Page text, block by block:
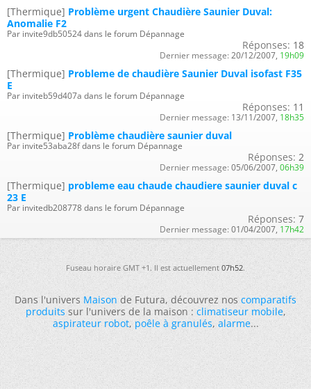
[Thermique] Problème urgent Chaudière Saunier Duval:
Anomalie F2
Par invite9db50524 dans le forum Dépannage
Réponses: 18
Dernier message: 20/12/2007, 19h09
[Thermique] Probleme de chaudière Saunier Duval isofast F35
E
Par inviteb59d407a dans le forum Dépannage
Réponses: 11
Dernier message: 13/11/2007, 18h35
[Thermique] Problème chaudière saunier duval
Par invite53aba28f dans le forum Dépannage
Réponses: 2
Dernier message: 05/06/2007, 06h39
[Thermique] probleme eau chaude chaudiere saunier duval c
23 E
Par invitedb208778 dans le forum Dépannage
Réponses: 7
Dernier message: 01/04/2007, 17h42
Fuseau horaire GMT +1. Il est actuellement07h52.
Dans l'universMaisonde Futura, découvrez noscomparatifs
produitssur l'univers de la maison :climatiseur mobile,
aspirateur robot,poêle à granulés,alarme...